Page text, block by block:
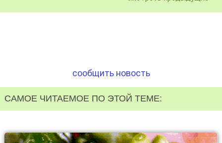
сообщить новость
САМОЕ ЧИТАЕМОЕ ПО ЭТОЙ ТЕМЕ: